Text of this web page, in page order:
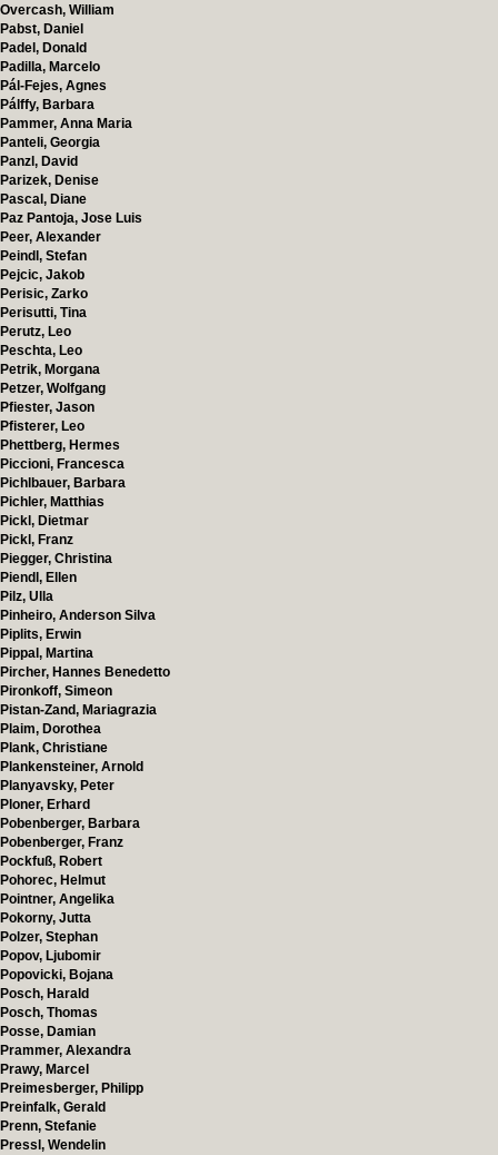
Overcash, William
Pabst, Daniel
Padel, Donald
Padilla, Marcelo
Pál-Fejes, Agnes
Pálffy, Barbara
Pammer, Anna Maria
Panteli, Georgia
Panzl, David
Parizek, Denise
Pascal, Diane
Paz Pantoja, Jose Luis
Peer, Alexander
Peindl, Stefan
Pejcic, Jakob
Perisic, Zarko
Perisutti, Tina
Perutz, Leo
Peschta, Leo
Petrik, Morgana
Petzer, Wolfgang
Pfiester, Jason
Pfisterer, Leo
Phettberg, Hermes
Piccioni, Francesca
Pichlbauer, Barbara
Pichler, Matthias
Pickl, Dietmar
Pickl, Franz
Piegger, Christina
Piendl, Ellen
Pilz, Ulla
Pinheiro, Anderson Silva
Piplits, Erwin
Pippal, Martina
Pircher, Hannes Benedetto
Pironkoff, Simeon
Pistan-Zand, Mariagrazia
Plaim, Dorothea
Plank, Christiane
Plankensteiner, Arnold
Planyavsky, Peter
Ploner, Erhard
Pobenberger, Barbara
Pobenberger, Franz
Pockfuß, Robert
Pohorec, Helmut
Pointner, Angelika
Pokorny, Jutta
Polzer, Stephan
Popov, Ljubomir
Popovicki, Bojana
Posch, Harald
Posch, Thomas
Posse, Damian
Prammer, Alexandra
Prawy, Marcel
Preimesberger, Philipp
Preinfalk, Gerald
Prenn, Stefanie
Pressl, Wendelin